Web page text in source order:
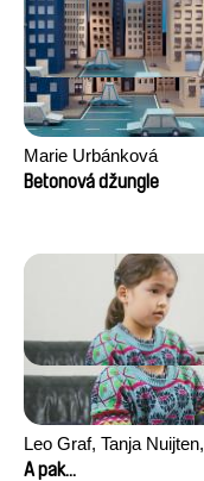
Marie Urbánková
Betonová džungle
Leo Graf, Tanja Nuijten,
Raphael Stalder
A pak...